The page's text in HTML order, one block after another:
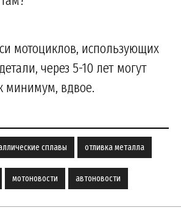
мотоциклов, использующих
через 5-10 лет могут
минимум, вдвое.
сплавы отливка металла
мотоновости автоновости